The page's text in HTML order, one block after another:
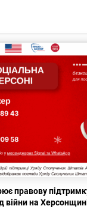
правову
війни на